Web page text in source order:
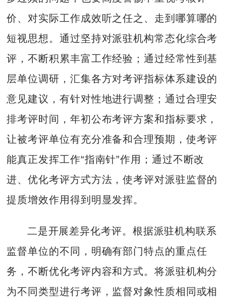
价、对实际工作成效听之任之、走到哪算哪的
短视思想。通过坚持对派驻机构常态化综合考
评，不断积累丰富工作经验；通过经常性到基
层单位调研，汇集各方对考评指标体系建设的
意见建议，有针对性地进行调整；通过合理安
排考评时间，年初公布考评方案和指标要求，
让被考评单位有充分准备和合理预期，使考评
能真正发挥工作“指南针”作用；通过不断改
进、优化考评方式方法，使考评对派驻监督的
提质增效作用得到明显发挥。
二是开展差异化考评。根据派驻机构联系
监督单位的不同，明确有部门特点的重点任
务，不断优化考评内容和方式。将派驻机构分
为不同类型进行考评，监督对象性质相同或相